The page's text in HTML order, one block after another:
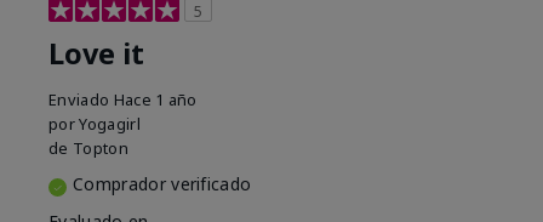
5
Love it
Enviado Hace 1 año
porYogagirl
de Topton
Comprador verificado